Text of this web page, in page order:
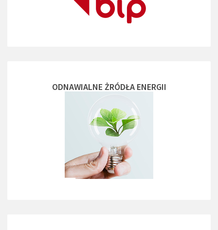
ODNAWIALNE ŻRÓDŁA ENERGII